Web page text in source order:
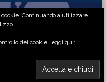
Continuando a utilizzare
dei cookie, leggi qui: